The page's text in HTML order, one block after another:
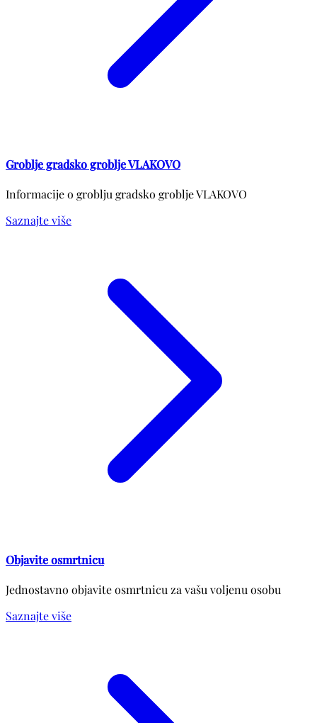
Groblje gradsko groblje VLAKOVO
Informacije o groblju gradsko groblje VLAKOVO
Saznajte više
Objavite osmrtnicu
Jednostavno objavite osmrtnicu za vašu voljenu osobu
Saznajte više